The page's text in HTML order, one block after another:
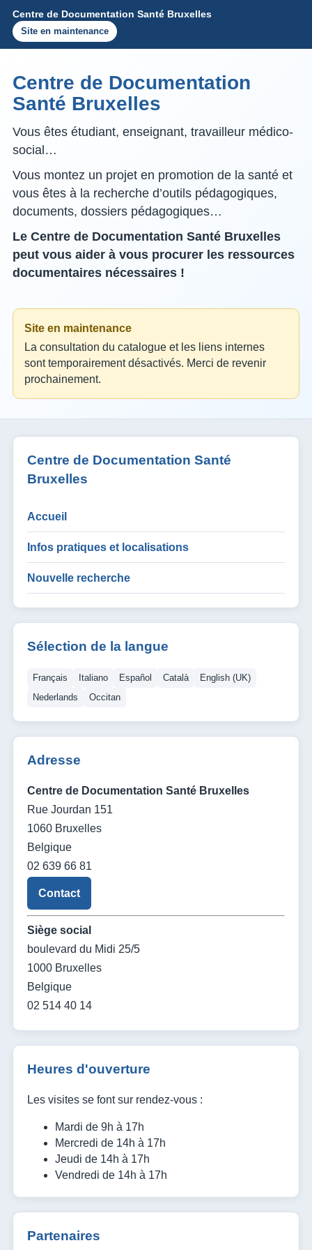
Centre de Documentation Santé Bruxelles
Site en maintenance
Centre de Documentation
Santé Bruxelles
Vous êtes étudiant, enseignant, travailleur médico-
social…
Vous montez un projet en promotion de la santé et
vous êtes à la recherche d’outils pédagogiques,
documents, dossiers pédagogiques…
Le Centre de Documentation Santé Bruxelles
peut vous aider à vous procurer les ressources
documentaires nécessaires !
Site en maintenance
La consultation du catalogue et les liens internes
sont temporairement désactivés. Merci de revenir
prochainement.
Centre de Documentation Santé
Bruxelles
Accueil
Infos pratiques et localisations
Nouvelle recherche
Sélection de la langue
Français Italiano Español Català
English (UK)
Nederlands
Occitan
Adresse
Centre de Documentation Santé Bruxelles
Rue Jourdan 151
1060 Bruxelles
Belgique
02 639 66 81
Contact
Siège social
boulevard du Midi 25/5
1000 Bruxelles
Belgique
02 514 40 14
Heures d'ouverture
Les visites se font sur rendez-vous :
Mardi de 9h à 17h
Mercredi de 14h à 17h
Jeudi de 14h à 17h
Vendredi de 14h à 17h
Partenaires